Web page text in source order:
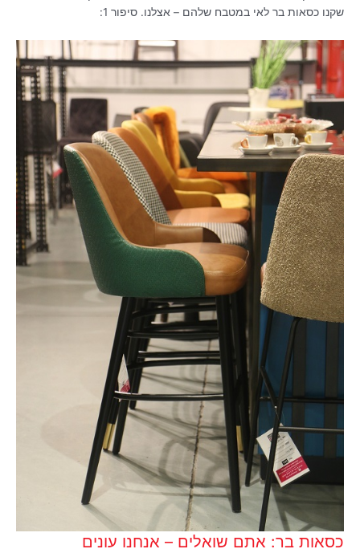
שקנו כסאות בר לאי במטבח שלהם – אצלנו. סיפור 1:
כסאות בר: אתם שואלים – אנחנו עונים